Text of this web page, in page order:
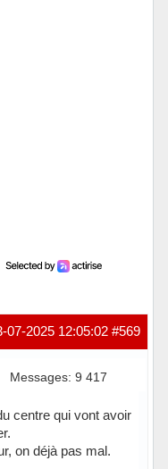
#569
07-2025 12:05:02
Messages: 9 417
centre qui vont avoir
on déjà pas mal.